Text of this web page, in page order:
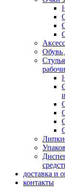
Обувь
доставка и
контакты